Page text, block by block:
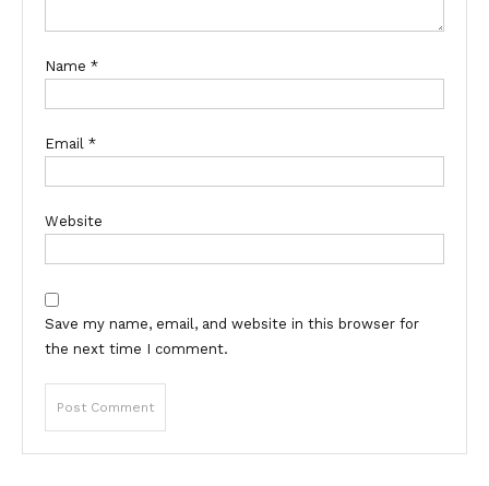
Name *
Email *
Website
Save my name, email, and website in this browser for
the next time I comment.